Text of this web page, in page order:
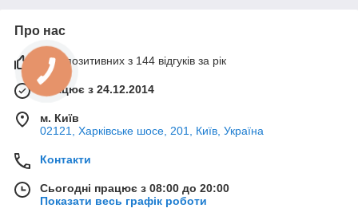
Про нас
99% позитивних з 144 відгуків за рік
Працює з 24.12.2014
м. Київ
02121, Харківське шосе, 201, Київ, Україна
Контакти
Сьогодні працює з 08:00 до 20:00
Показати весь графік роботи